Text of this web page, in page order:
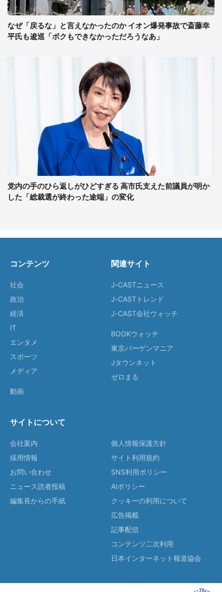
なぜ「戻るな」と言えなかったのか イオン爆発事故で斎藤幸
平氏も逡巡「ボクもできなかっただろうなあ」
党内の手のひら返しがひどすぎる 高市氏支えた前議員が明か
した「総裁選が終わった途端」の変化
コンテンツ
社会
政治
経済
IT
エンタメ
スポーツ
メディア
動画
関連サイト
J-CASTニュース
J-CASTトレンド
J-CAST会社ウォッチ
BOOKウォッチ
東京バーゲンマニア
Jタウンネット
ゼロまる
サイトについて
会社案内
採用情報
お問い合わせ
ニュース読者投稿
編集長からの手紙
個人情報保護方針
サイト利用規約
SNS利用ポリシー
AIポリシー
クッキーの利用について
広告掲載
記事配信
コンテンツ二次利用
日本インターネット報道協会